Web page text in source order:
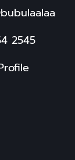
2545